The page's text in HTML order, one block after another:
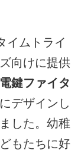
イムトライ
向けに提供
電鍵ファイタ
デザインし
した。幼稚
もたちに好